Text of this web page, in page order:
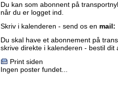
Du kan som abonnent på
når du er logget ind.
Skriv i kalenderen - send os en mail:
Du skal have et abonnement på
skrive direkte i kalenderen - bestil dit
Print siden
Ingen poster fundet...